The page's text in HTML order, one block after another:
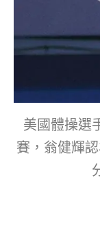
美國體操選
賽，翁健輝